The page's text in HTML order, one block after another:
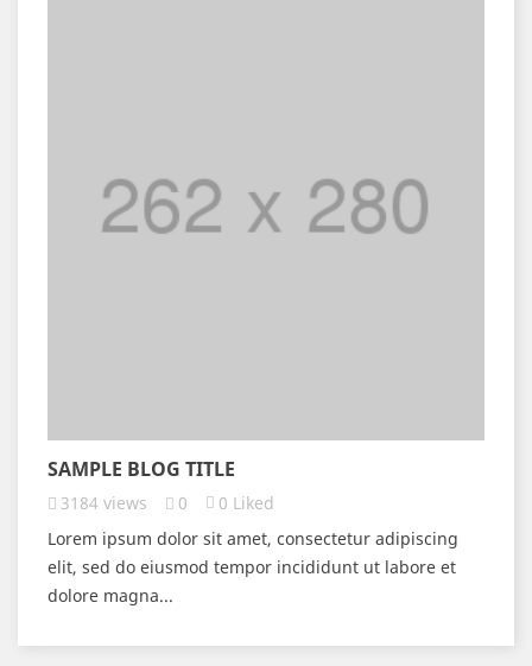
SAMPLE BLOG TITLE
3184 views 0 0 Liked
Lorem ipsum dolor sit amet, consectetur adipiscing
elit, sed do eiusmod tempor incididunt ut labore et
dolore magna...